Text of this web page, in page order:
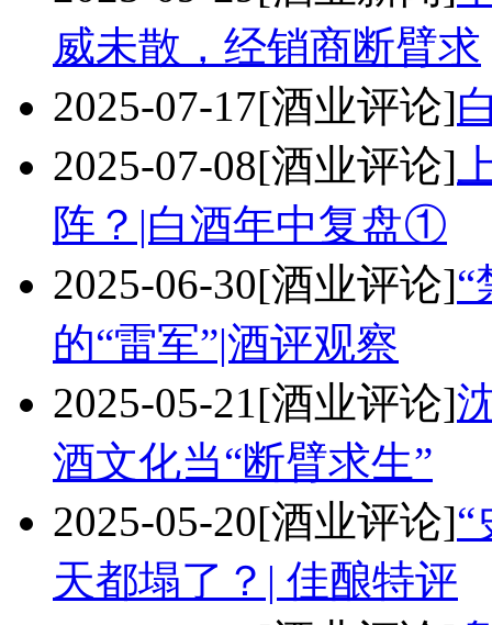
威未散，经销商断臂求
2025-07-17[酒业评论]
2025-07-08[酒业评论]
阵？|白酒年中复盘①
2025-06-30[酒业评论]“
的“雷军”|酒评观察
2025-05-21[酒业评论]
酒文化当“断臂求生”
2025-05-20[酒业评论]“
天都塌了？| 佳酿特评